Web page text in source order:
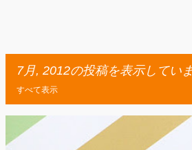
7月, 2012の投稿を表示してい
すべて表示
投